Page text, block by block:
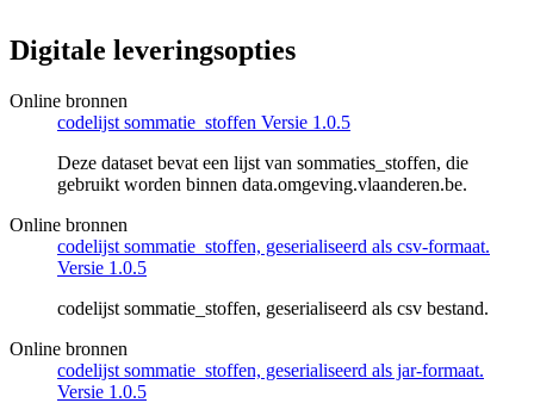
Digitale leveringsopties
Online bronnen
codelijst sommatie_stoffen Versie 1.0.5
Deze dataset bevat een lijst van sommaties_stoffen, die
gebruikt worden binnen data.omgeving.vlaanderen.be.
Online bronnen
codelijst sommatie_stoffen, geserialiseerd als csv-formaat.
Versie 1.0.5
codelijst sommatie_stoffen, geserialiseerd als csv bestand.
Online bronnen
codelijst sommatie_stoffen, geserialiseerd als jar-formaat.
Versie 1.0.5